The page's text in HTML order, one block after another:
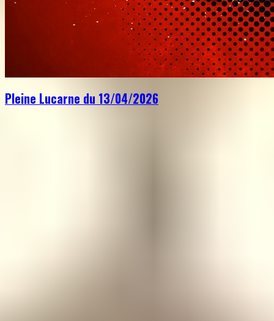
Pleine Lucarne du 13/04/2026